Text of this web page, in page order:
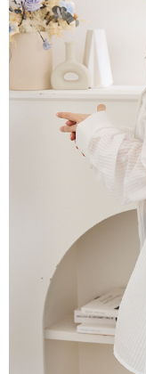
1.分期款項不併入電信帳
醒簡訊。
2.透過簡訊連結打開帳單
帳／街口支付／iPASS
【注意事項】
1.本服務係由「台灣大哥
用戶於交易時，得透過本
買賣價金債權讓與本公司
2.基於同意付款使用「大
資料（包含姓名、電話或
由本公司與您本人進行分
3.完整用戶服務條款，請
【「AFTEE先享後付」結
１．於結帳方式選擇「
結帳頁面，進行簡訊認證
２．訂單成立數日內，您
３．收到繳費通知簡訊後
ATM／網路銀行／等多元
※ 請注意：結帳手續完成
購買商品的店家。未經商
後付繳納相關費用。
※ 交易是否成功請以「
是否繳費成功／繳費後需
https://
１．透過由恩沛科技股份
易，需依本服務之必要範
權轉讓予恩沛科技股份有
２．關於個人資料處理
https://aftee.tw/terms/
３．未成年的使用者請事
「AFTEE先享後付」，
４．使用「AFTEE先享
每筆NT$60，滿
付款後全家取貨
每筆NT$60，滿
萊爾富取貨付款
每筆NT$120
付款後萊爾富取貨
每筆NT$60，滿
付款後7-11取貨
每筆NT$60，滿
每筆NT$60，滿